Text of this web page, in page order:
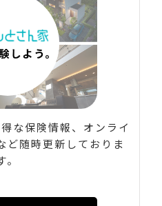
な保険情報、オンライ
ど随時更新しておりま
。